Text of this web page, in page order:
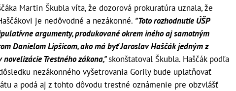
Martin Škubla víta, že dozorová prokuratúra uznala, že
je nedôvodné a nezákonné. "Toto rozhodnutie ÚŠP
argumenty, produkované okrem iného aj samotným
Danielom Lipšicom, ako má byť Jaroslav Haščák jedným z
Trestného zákona,"skonštatoval Škubla. Haščák podľa
nezákonného vyšetrovania Gorily bude uplatňovať
a podá aj z tohto dôvodu trestné oznámenie pre obzvlášť